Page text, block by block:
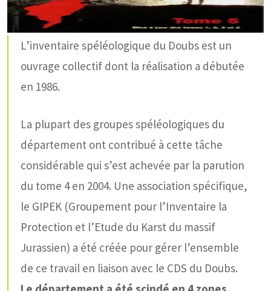
L’inventaire spéléologique du Doubs est un
ouvrage collectif dont la réalisation a débutée
en 1986.
La plupart des groupes spéléologiques du
département ont contribué à cette tâche
considérable qui s’est achevée par la parution
du tome 4 en 2004. Une association spécifique,
le GIPEK (Groupement pour l’Inventaire la
Protection et l’Etude du Karst du massif
Jurassien) a été créée pour gérer l’ensemble
de ce travail en liaison avec le CDS du Doubs.